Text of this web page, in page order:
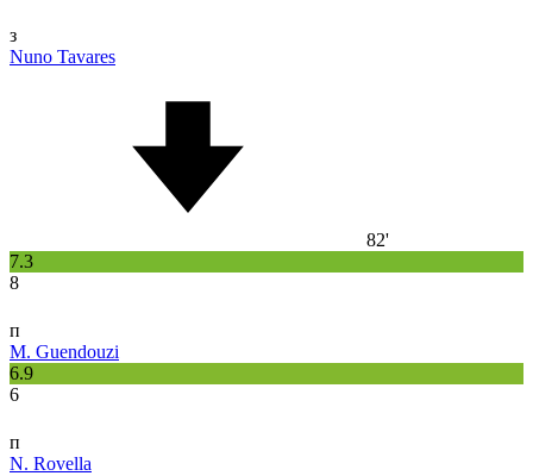
з
Nuno Tavares
82'
7.3
8
п
M. Guendouzi
6.9
6
п
N. Rovella